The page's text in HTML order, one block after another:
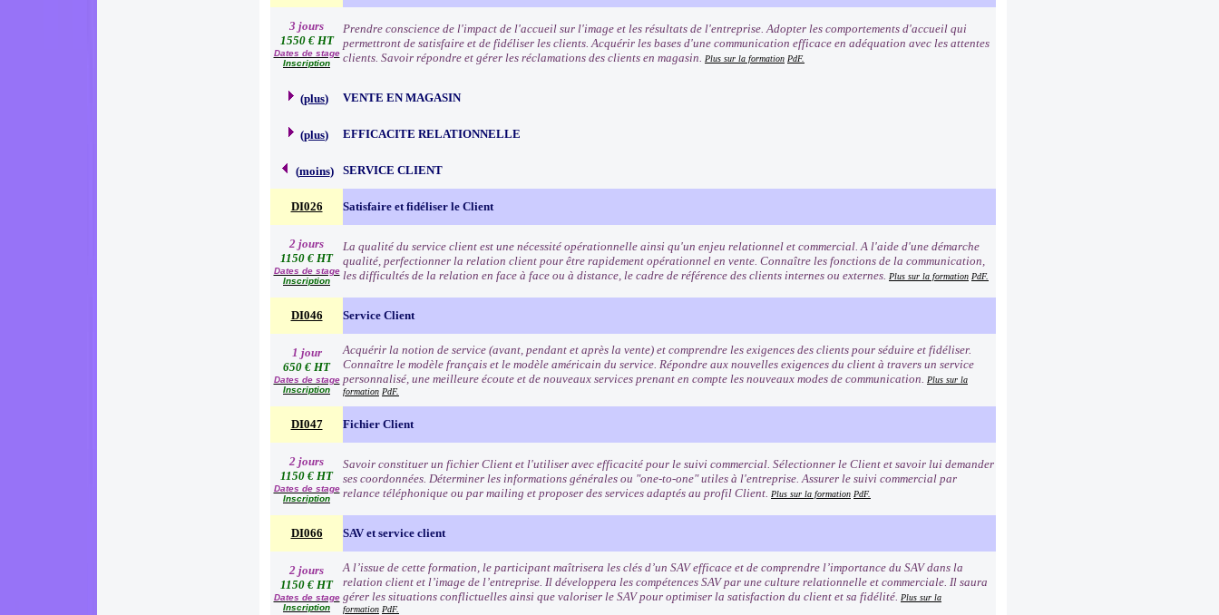
3 jours
1550 € HT
Dates de stage
Inscription
Prendre conscience de l'impact de l'accueil sur l'image et les résultats de l'entreprise. Adopter les comportements d'accueil qui
permettront de satisfaire et de fidéliser les clients. Acquérir les bases d'une communication efficace en adéquation avec les attentes
clients. Savoir répondre et gérer les réclamations des clients en magasin. Plus sur la formation PdF.
(plus) VENTE EN MAGASIN
(plus) EFFICACITE RELATIONNELLE
(moins) SERVICE CLIENT
DI026 Satisfaire et fidéliser le Client
2 jours
1150 € HT
Dates de stage
Inscription
La qualité du service client est une nécessité opérationnelle ainsi qu'un enjeu relationnel et commercial. A l'aide d'une démarche
qualité, perfectionner la relation client pour être rapidement opérationnel en vente. Connaître les fonctions de la communication,
les difficultés de la relation en face à face ou à distance, le cadre de référence des clients internes ou externes. Plus sur la formation PdF.
DI046 Service Client
1 jour
650 € HT
Dates de stage
Inscription
Acquérir la notion de service (avant, pendant et après la vente) et comprendre les exigences des clients pour séduire et fidéliser.
Connaître le modèle français et le modèle américain du service. Répondre aux nouvelles exigences du client à travers un service
personnalisé, une meilleure écoute et de nouveaux services prenant en compte les nouveaux modes de communication. Plus sur la
formation PdF.
DI047 Fichier Client
2 jours
1150 € HT
Dates de stage
Inscription
Savoir constituer un fichier Client et l'utiliser avec efficacité pour le suivi commercial. Sélectionner le Client et savoir lui demander
ses coordonnées. Déterminer les informations générales ou "one-to-one" utiles à l'entreprise. Assurer le suivi commercial par
relance téléphonique ou par mailing et proposer des services adaptés au profil Client. Plus sur la formation PdF.
DI066 SAV et service client
2 jours
1150 € HT
Dates de stage
Inscription
A l’issue de cette formation, le participant maîtrisera les clés d’un SAV efficace et de comprendre l’importance du SAV dans la
relation client et l’image de l’entreprise. Il développera les compétences SAV par une culture relationnelle et commerciale. Il saura
gérer les situations conflictuelles ainsi que valoriser le SAV pour optimiser la satisfaction du client et sa fidélité. Plus sur la
formation PdF.